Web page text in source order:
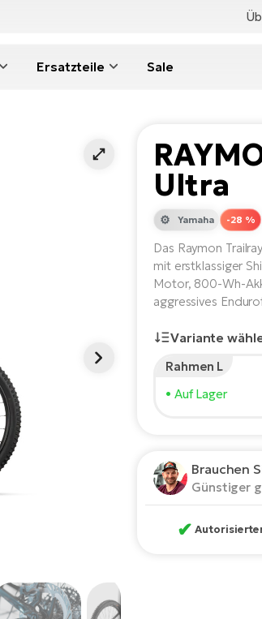
Ersatzteile Sale
Ultra
-28 %
Yamaha
Das Raymon
mit erstklassiger
Motor, 800-Wh-
aggressives
Variante
150
*Diese Werte sind
Rahmen L
• Auf Lager
Brauchen
Günstiger
✔